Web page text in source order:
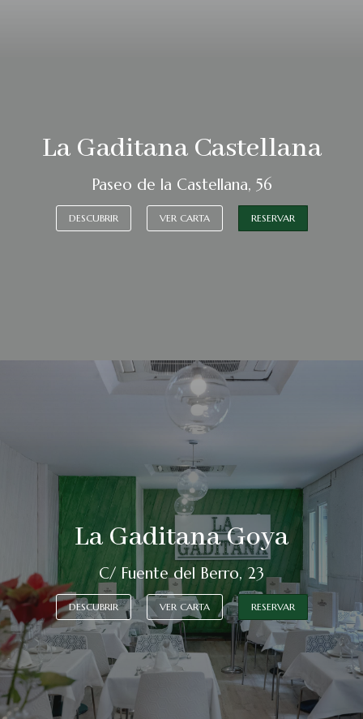
La Gaditana Castellana
Paseo de la Castellana, 56
DESCUBRIR VER CARTA RESERVAR
La Gaditana Goya
C/ Fuente del Berro, 23
DESCUBRIR VER CARTA RESERVAR